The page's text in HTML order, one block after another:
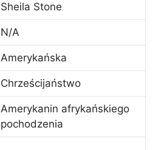
Sheila Stone
N/A
Amerykańska
Chrześcijaństwo
Amerykanin afrykańskiego
pochodzenia